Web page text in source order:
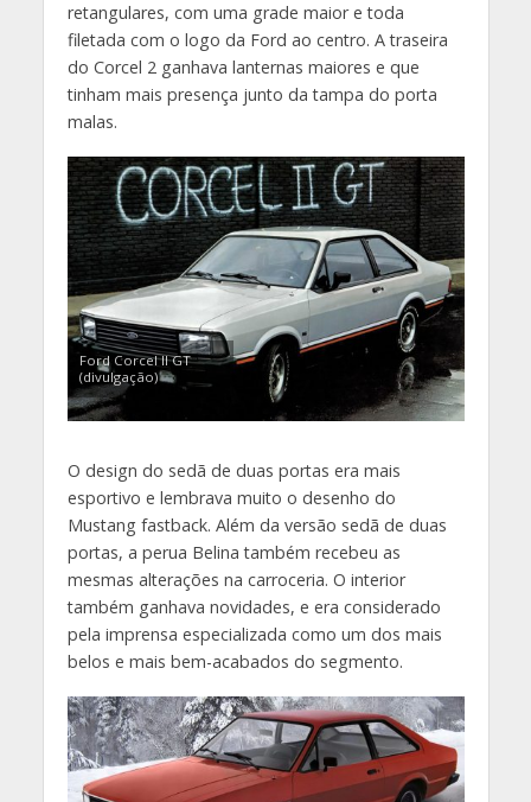
retangulares, com uma grade maior e toda
filetada com o logo da Ford ao centro. A traseira
do Corcel 2 ganhava lanternas maiores e que
tinham mais presença junto da tampa do porta
malas.
Ford Corcel II GT
(divulgação)
O design do sedã de duas portas era mais
esportivo e lembrava muito o desenho do
Mustang fastback. Além da versão sedã de duas
portas, a perua Belina também recebeu as
mesmas alterações na carroceria. O interior
também ganhava novidades, e era considerado
pela imprensa especializada como um dos mais
belos e mais bem-acabados do segmento.